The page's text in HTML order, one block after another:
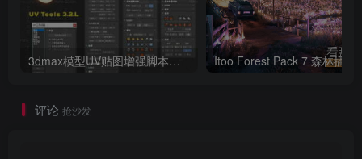
FFX Wind节点名称错误，默认为Object。
3dmax模型UV贴图增强脚本插件工具UVTools 3.2L 汉化破解版 For 3dmax2014~2023
评论 抢沙发